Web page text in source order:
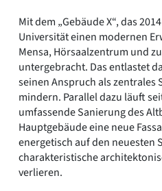
Mit dem „Gebäude X“, das
Universität einen modernen
Mensa, Hörsaalzentrum und
untergebracht. Das entlastet
seinen Anspruch als zentrales
mindern. Parallel dazu läuft
umfassende Sanierung des
Hauptgebäude eine neue
energetisch auf den neuesten
charakteristische
verlieren.